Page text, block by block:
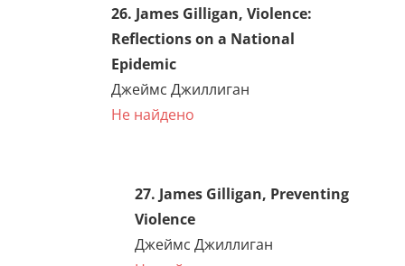
23. Jacque Fresco, The Best
That Money Can’t Buy
Жак Фреско, «Все лучшее,
что не купишь за деньги»
24. Buckminster Fuller,
Operating Manual for